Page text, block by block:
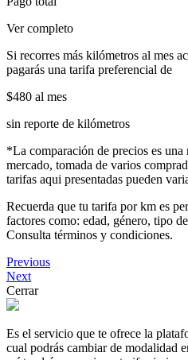
Ver completo
Si recorres más kilómetros al mes
pagarás una tarifa preferencial de
$480 al mes
sin reporte de kilómetros
*La comparación de precios es una
mercado, tomada de varios
tarifas aqui presentadas pueden
Recuerda que tu tarifa por km es
factores como: edad, género, tipo
Consulta términos y condiciones.
Previous
Next
Cerrar
Es el servicio que te ofrece la
cual podrás cambiar de modalidad